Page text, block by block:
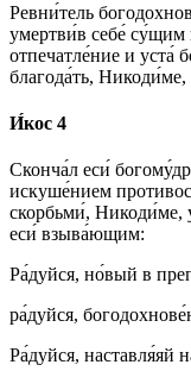
Ревни́тель
умертви́в себе́
отпечатле́ние и уста́
благода́ть,
И́кос 4
Сконча́л еси́
искуше́нием
скорбьми́, Никоди́ме,
еси́ взыва́ющим:
Ра́дуйся, но́вый в
ра́дуйся,
Ра́дуйся,